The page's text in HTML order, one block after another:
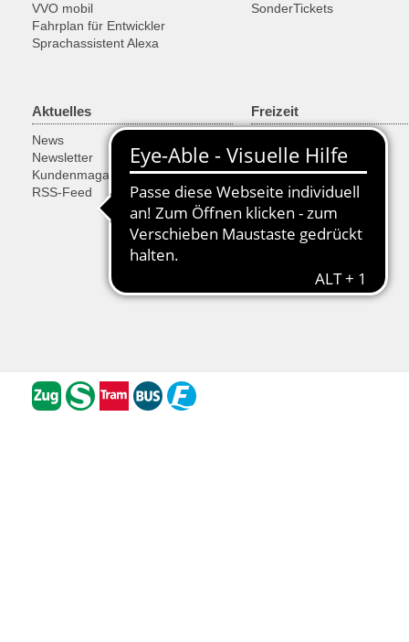
VVO mobil
Fahrplan für Entwickler
Sprachassistent Alexa
SonderTickets
Aktuelles
News
Newsletter
Kundenmagazin
RSS-Feed
Freizeit
Fahrrad
Historische Fahrzeuge
Fähren & Schiffe